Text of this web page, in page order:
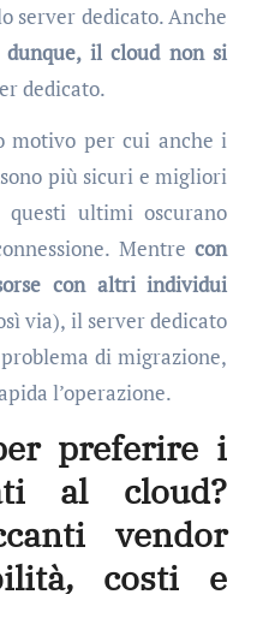
server dedicato. Anche
il cloud non si
dedicato.
motivo per cui anche i
più sicuri e migliori
ultimi oscurano
Mentrecon
con altri individui
via), il server dedicato
di migrazione,
l’operazione.
preferire i
al cloud?
vendor
costi e